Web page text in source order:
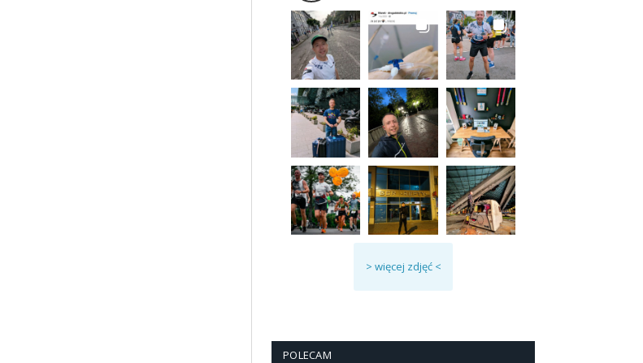
> więcej zdjęć <
POLECAM